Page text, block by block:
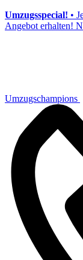
Umzugsspecial! •
Angebot erhalten!
Umzugschampions